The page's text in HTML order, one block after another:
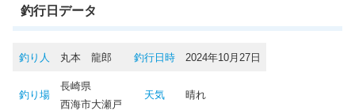
釣行日データ
釣り人 丸本 龍郎 釣行日時 2024年10月27日
釣り場
長崎県
西海市大瀬戸
天気 晴れ